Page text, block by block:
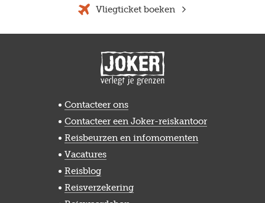
Vliegticket boeken
Contacteer ons
Contacteer een Joker-reiskantoor
Reisbeurzen en infomomenten
Vacatures
Reisblog
Reisverzekering